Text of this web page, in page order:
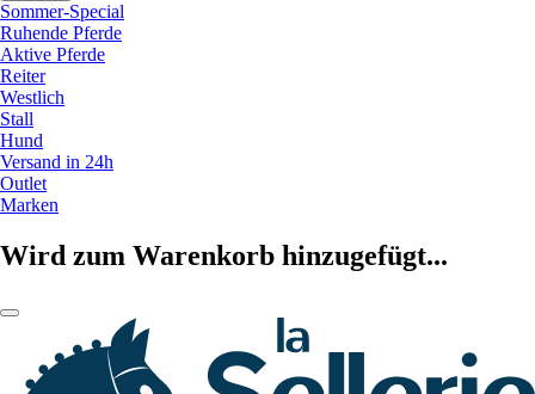
Sommer-Special
Ruhende Pferde
Aktive Pferde
Reiter
Westlich
Stall
Hund
Versand in 24h
Outlet
Marken
Wird zum Warenkorb hinzugefügt...